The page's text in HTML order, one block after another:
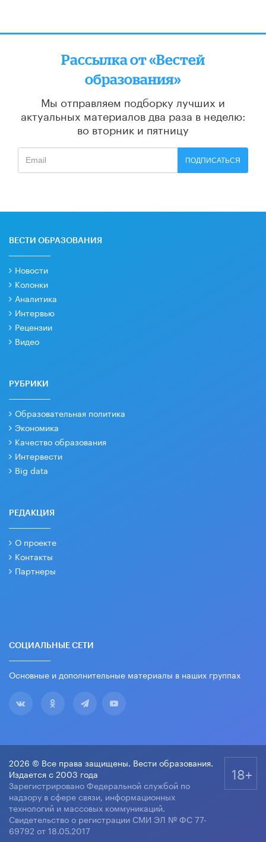
Рассылка от «Вестей
образования»
Мы отправляем подборку лучших и
актуальных материалов два раза в неделю:
во вторник и пятницу
ПОДПИСАТЬСЯ
ВЕСТИ ОБРАЗОВАНИЯ
Новости
Колонки
Аналитика
Интервью
Рецензии
Видео
РУБРИКИ
Образовательная политика
Экономика
Качество образования
Интервести
Big data
РЕДАКЦИЯ
О проекте
Контакты
Партнеры
СОЦИАЛЬНЫЕ СЕТИ
Основные и дополнительные материалы в наших группах
2026 © Все права защищены. Вести образования.
Издается с 2003 года
Зарегистрировано Федеральной службой по
надзору в сфере связи, информационных
технологий и массовых коммуникаций.
Свидетельство о регистрации СМИ ЭЛ № ФС 77-
69792 от 18.05.2017
18+